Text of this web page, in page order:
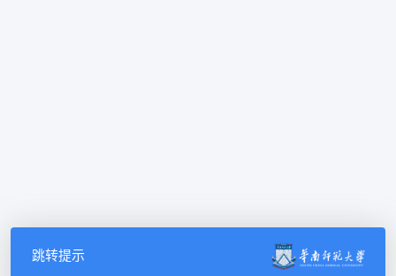
跳转提示